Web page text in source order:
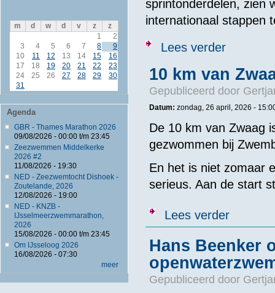
m d w d v z
z
1
2
3
4 5 6 7 8
9
10
11 12 13 14 15
16
17
18 19 20 21 22
23
24
25 26 27 28 29
30
31
Agenda
GBR - Thames Marathon 2026
09/08/2026 - 00:00t/m 23:45
Zeezwemmen Middelkerke
2026 #2
11/08/2026 - 19:30
NED - Zeezwemtocht Dishoek -
Zoutelande, 2026
12/08/2026 - 19:00
NED - KNZB -
IJsselmeerzwemmarathon,
2026
15/08/2026 - 00:00t/m 23:45
Om IJsseloog 2026
16/08/2026 - 07:30
meer
sprintonderdelen, zien
internationaal stappen
Lees verderover Sharon
10 km van
Gepubliceerd door
Datum: zondag, 26 april, 2026 -
De 10 km van Zwaag
gezwommen bij
En het is niet zomaar
serieus. Aan de start
Lees verderover 10 km
Hans Beenker
Gepubliceerd door